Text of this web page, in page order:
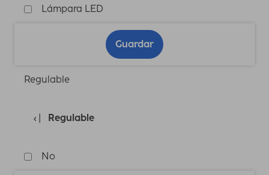
Lámpara LED
Guardar
Regulable
Regulable
No